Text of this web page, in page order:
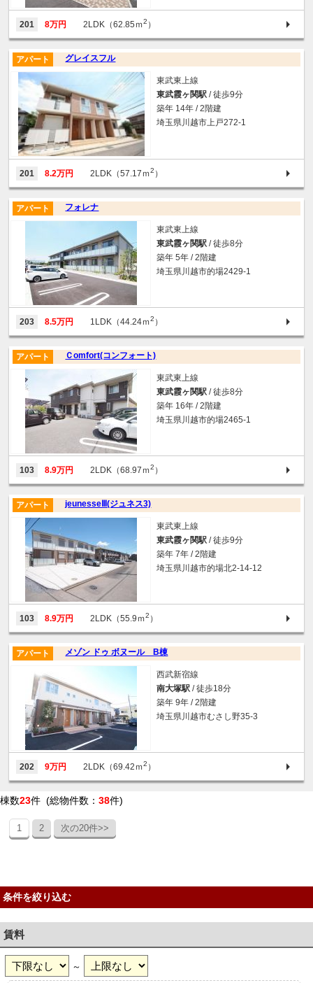
201 8万円 2LDK（62.85ｍ2 ）
グレイスフル
アパート
東武東上線
東武霞ヶ関駅 / 徒歩9分
築年 14年 / 2階建
埼玉県川越市上戸272-1
201 8.2万円 2LDK（57.17ｍ2 ）
フォレナ
アパート
東武東上線
東武霞ヶ関駅 / 徒歩8分
築年 5年 / 2階建
埼玉県川越市的場2429-1
203 8.5万円 1LDK（44.24ｍ2 ）
Ｃomfort(コンフォート)
アパート
東武東上線
東武霞ヶ関駅 / 徒歩8分
築年 16年 / 2階建
埼玉県川越市的場2465-1
103 8.9万円 2LDK（68.97ｍ2 ）
jeunesseⅢ(ジュネス3)
アパート
東武東上線
東武霞ヶ関駅 / 徒歩9分
築年 7年 / 2階建
埼玉県川越市的場北2-14-12
103 8.9万円 2LDK（55.9ｍ2 ）
メゾン ドゥ ボヌール B棟
アパート
西武新宿線
南大塚駅 / 徒歩18分
築年 9年 / 2階建
埼玉県川越市むさし野35-3
202 9万円 2LDK（69.42ｍ2 ）
棟数23件 (総物件数： 38件)
1 2 次の20件>>
条件を絞り込む
賃料
～